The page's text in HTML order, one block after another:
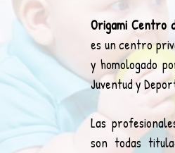
Origami Centro
es un centro
y homologado
Juventud y
Las
son todas